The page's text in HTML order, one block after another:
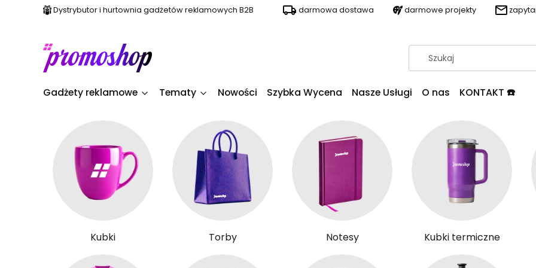
Dystrybutor i hurtownia gadżetów reklamowych B2B darmowa dostawa darmowe projekty
Gadżety reklamowe Tematy Nowości Szybka Wycena Nasze Usługi O nas KONTAKT ☎️
Kubki Torby Notesy Kubki termiczne